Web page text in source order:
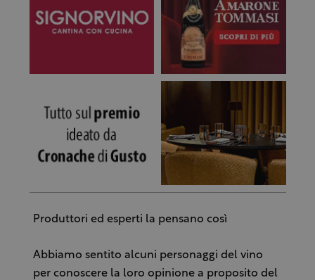
Produttori ed esperti la pensano così
Abbiamo sentito alcuni personaggi del vino
per conoscere la loro opinione a proposito del